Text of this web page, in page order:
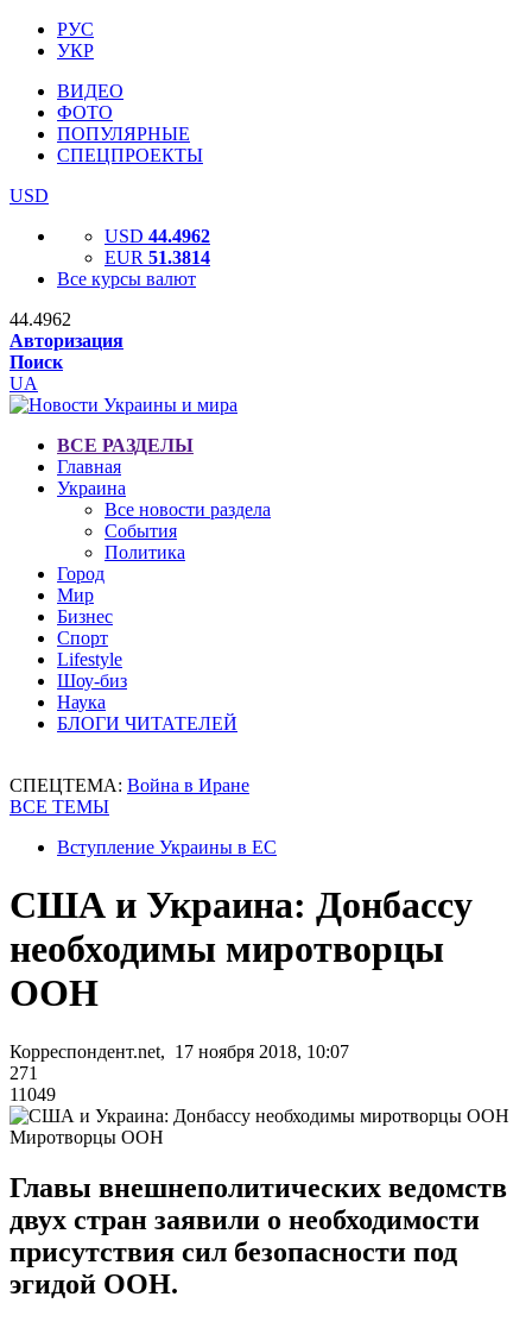
РУС
УКР
ВИДЕО
ФОТО
ПОПУЛЯРНЫЕ
СПЕЦПРОЕКТЫ
USD
USD 44.4962
EUR 51.3814
Все курсы валют
44.4962
Авторизация
Поиск
UA
ВСЕ РАЗДЕЛЫ
Главная
Украина
Все новости раздела
События
Политика
Город
Мир
Бизнес
Спорт
Lifestyle
Шоу-биз
Наука
БЛОГИ ЧИТАТЕЛЕЙ
СПЕЦТЕМА: Война в Иране
ВСЕ ТЕМЫ
Вступление Украины в ЕС
США и Украина: Донбассу
необходимы миротворцы
ООН
Корреспондент.net, 17 ноября 2018, 10:07
271
11049
Миротворцы ООН
Главы внешнеполитических ведомств
двух стран заявили о необходимости
присутствия сил безопасности под
эгидой ООН.